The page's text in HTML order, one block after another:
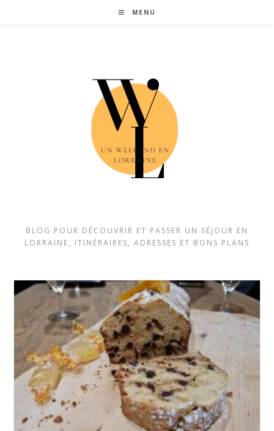
MENU
BLOG POUR DÉCOUVRIR ET PASSER UN SÉJOUR EN
LORRAINE, ITINÉRAIRES, ADRESSES ET BONS PLANS